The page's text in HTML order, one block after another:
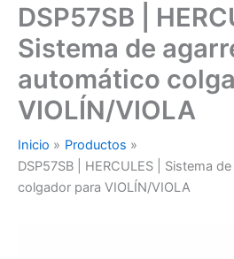
DSP57SB |
Sistema de
automático
VIOLÍN/VIOLA
Inicio
Productos
DSP57SB | HERCULES | Sistema
colgador para VIOLÍN/VIOLA